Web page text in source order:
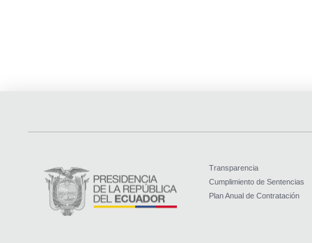
Transparencia
Cumplimiento de Sentencias
Plan Anual de Contratación